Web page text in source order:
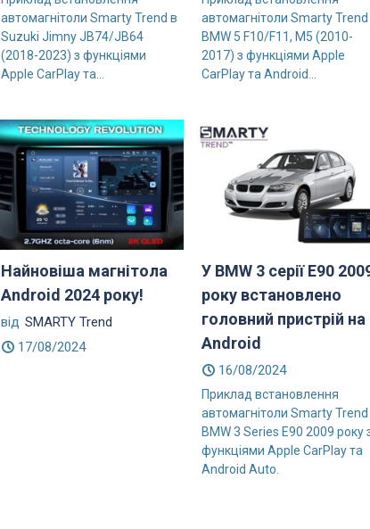
автомагнітоли Smarty Trend в
Suzuki Jimny JB74/JB64
(2018-2023) з функціями
Apple CarPlay та...
автомагнітоли Smarty Trend
BMW 5 F10/F11, M5 (2010-
2017) з функціями Apple
CarPlay та Android...
Найновіша магнітола
Android 2024 року!
від SMARTY Trend
17/08/2024
У BMW 3 серії E90
року встановлено
головний пристрій на
Android
16/08/2024
Приклад встановлення
автомагнітоли Smarty Trend
BMW 3 Series E90 2009 року
функціями Apple CarPlay та
Android Auto.